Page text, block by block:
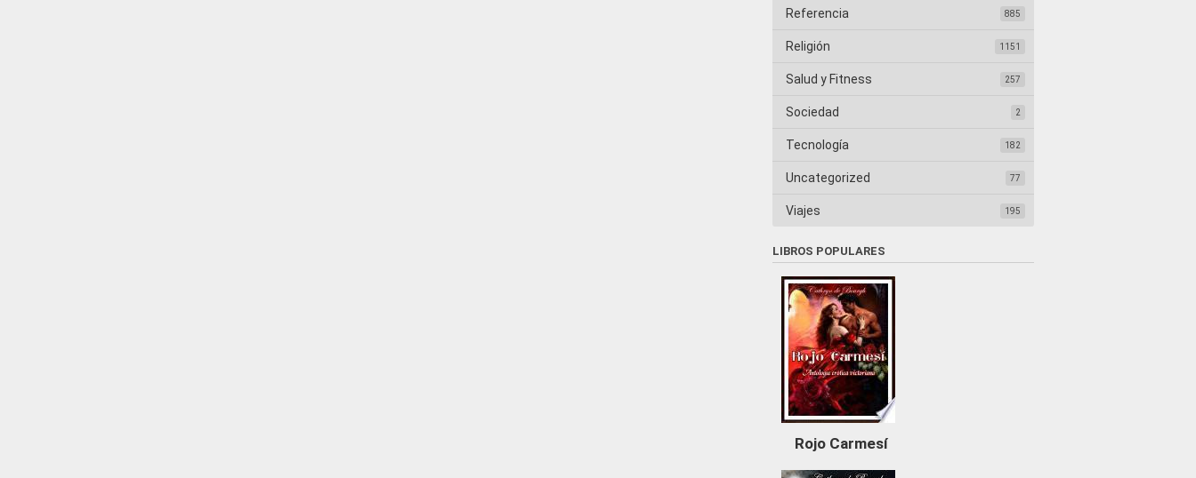
Referencia 885
Religión 1151
Salud y Fitness 257
Sociedad 2
Tecnología 182
Uncategorized 77
Viajes 195
LIBROS POPULARES
Rojo Carmesí